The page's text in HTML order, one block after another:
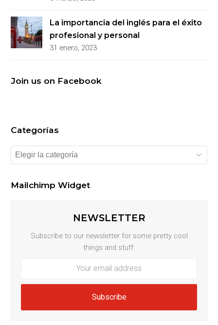
La importancia del inglés para el éxito
profesional y personal
31 enero, 2023
Join us on Facebook
Categorías
Categorías
Mailchimp Widget
NEWSLETTER
Subscribe to our newsletter for some pretty cool
things and stuff.
Subscribe